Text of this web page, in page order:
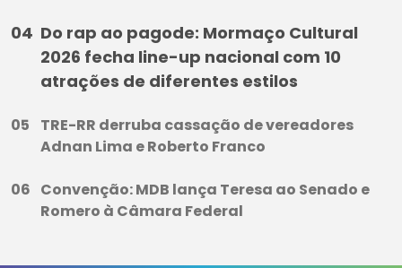
Do rap ao pagode: Mormaço Cultural
2026 fecha line-up nacional com 10
atrações de diferentes estilos
TRE-RR derruba cassação de vereadores
Adnan Lima e Roberto Franco
Convenção: MDB lança Teresa ao Senado e
Romero à Câmara Federal